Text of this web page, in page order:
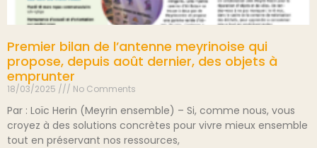
Premier bilan de l’antenne meyrinoise qui
propose, depuis août dernier, des objets à
emprunter
18/03/2025 No Comments
Par : Loïc Herin (Meyrin ensemble) – Si, comme nous, vous
croyez à des solutions concrètes pour vivre mieux ensemble
tout en préservant nos ressources,